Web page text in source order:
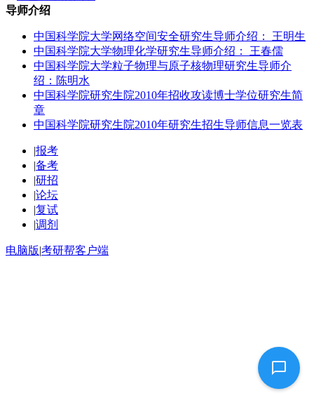
导师介绍
中国科学院大学网络空间安全研究生导师介绍： 王明生
中国科学院大学物理化学研究生导师介绍： 王春儒
中国科学院大学粒子物理与原子核物理研究生导师介
绍：陈明水
中国科学院研究生院2010年招收攻读博士学位研究生简
章
中国科学院研究生院2010年研究生招生导师信息一览表
|报考
|备考
|研招
|论坛
|复试
|调剂
电脑版|考研帮客户端